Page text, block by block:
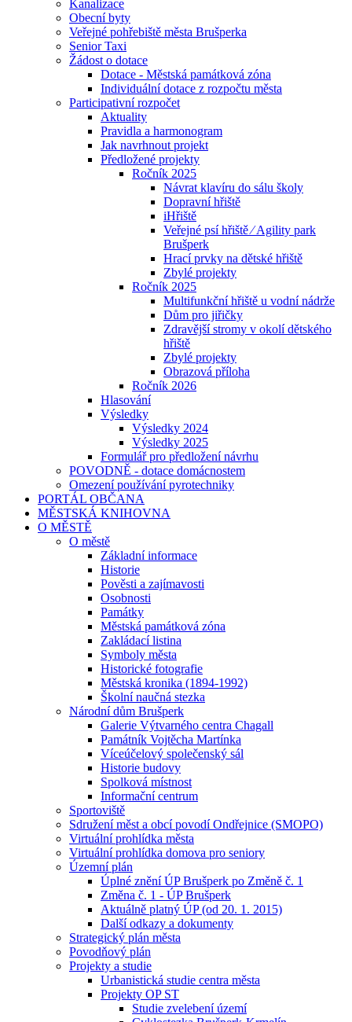
Kanalizace
Obecní byty
Veřejné pohřebiště města Brušperka
Senior Taxi
Žádost o dotace
Dotace - Městská památková zóna
Individuální dotace z rozpočtu města
Participativní rozpočet
Aktuality
Pravidla a harmonogram
Jak navrhnout projekt
Předložené projekty
Ročník 2025
Návrat klavíru do sálu školy
Dopravní hřiště
iHřiště
Veřejné psí hřiště ⁄ Agility park
Brušperk
Hrací prvky na dětské hřiště
Zbylé projekty
Ročník 2025
Multifunkční hřiště u vodní nádrže
Dům pro jiřičky
Zdravější stromy v okolí dětského
hřiště
Zbylé projekty
Obrazová příloha
Ročník 2026
Hlasování
Výsledky
Výsledky 2024
Výsledky 2025
Formulář pro předložení návrhu
POVODNĚ - dotace domácnostem
Omezení používání pyrotechniky
PORTÁL OBČANA
MĚSTSKÁ KNIHOVNA
O MĚSTĚ
O městě
Základní informace
Historie
Pověsti a zajímavosti
Osobnosti
Památky
Městská památková zóna
Zakládací listina
Symboly města
Historické fotografie
Městská kronika (1894-1992)
Školní naučná stezka
Národní dům Brušperk
Galerie Výtvarného centra Chagall
Památník Vojtěcha Martínka
Víceúčelový společenský sál
Historie budovy
Spolková místnost
Informační centrum
Sportoviště
Sdružení měst a obcí povodí Ondřejnice (SMOPO)
Virtuální prohlídka města
Virtuální prohlídka domova pro seniory
Územní plán
Úplné znění ÚP Brušperk po Změně č. 1
Změna č. 1 - ÚP Brušperk
Aktuálně platný ÚP (od 20. 1. 2015)
Další odkazy a dokumenty
Strategický plán města
Povodňový plán
Projekty a studie
Urbanistická studie centra města
Projekty OP ST
Studie zvelebení území